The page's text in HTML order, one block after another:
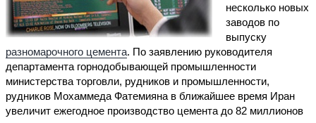
несколько новых
заводов по
выпуску
разномарочного цемента. По заявлению руководителя
департамента горнодобывающей промышленности
министерства торговли, рудников и промышленности,
рудников Мохаммеда Фатемияна в ближайшее время Иран
увеличит ежегодное производство цемента до 82 миллионов